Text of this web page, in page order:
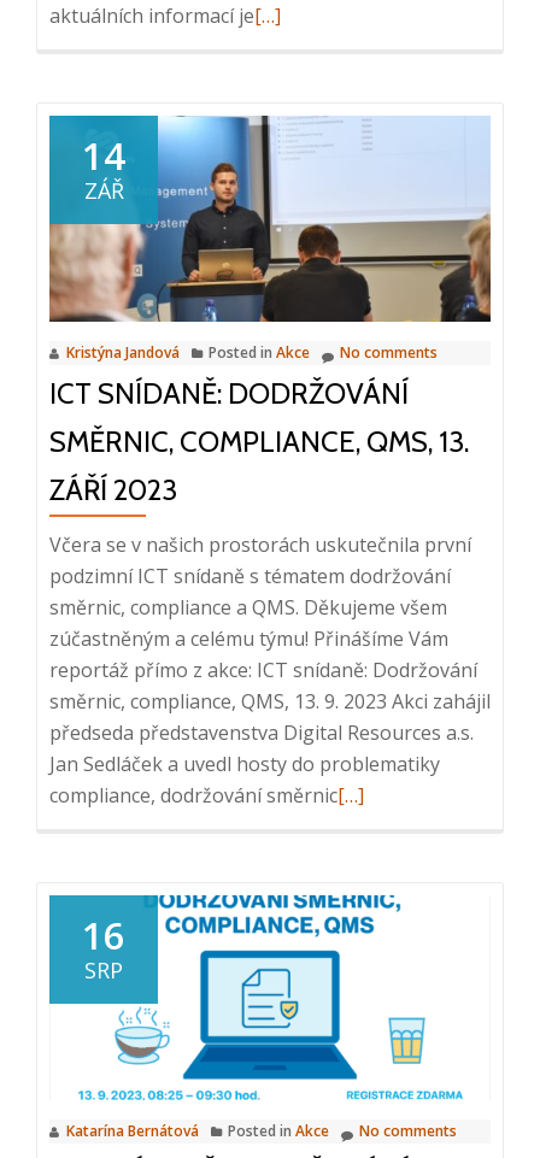
aktuálních informací jeRead
integrace
podnikových
systémů
[…]
14
ZÁŘ
Kristýna Jandová Posted in Akce No comments
ICT SNÍDANĚ: DODRŽOVÁNÍ
SMĚRNIC, COMPLIANCE, QMS, 13.
ZÁŘÍ 2023
Včera se v našich prostorách uskutečnila první
podzimní ICT snídaně s tématem dodržování
směrnic, compliance a QMS. Děkujeme všem
zúčastněným a celému týmu! Přinášíme Vám
reportáž přímo z akce: ICT snídaně: Dodržování
směrnic, compliance, QMS, 13. 9. 2023 Akci zahájil
předseda představenstva Digital Resources a.s.
Jan Sedláček a uvedl hosty do problematiky
compliance, dodržování směrnicRead
snídaně:
Dodržování
compliance,
QMS,
13.
září
2023
[…]
16
SRP
Katarína Bernátová Posted in Akce No comments